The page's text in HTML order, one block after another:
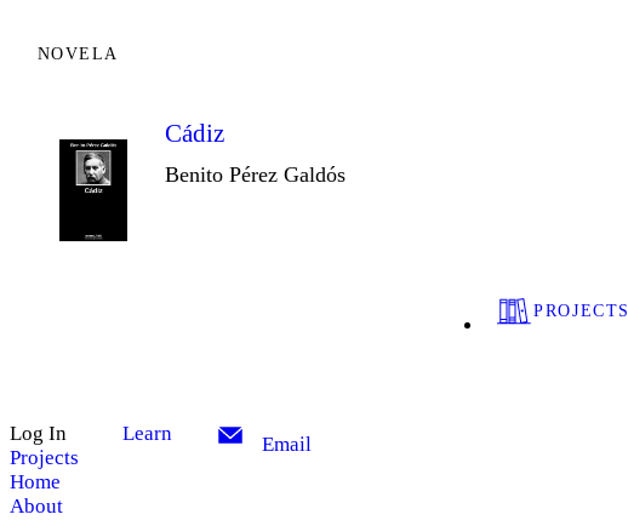
NOVELA
Cádiz
Benito Pérez Galdós
PROJECTS
Log In
Projects
Home
About
Learn Email